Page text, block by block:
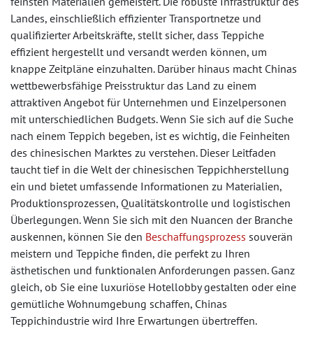
Landes, einschließlich effizienter Transportnetze und
qualifizierter Arbeitskräfte, stellt sicher, dass Teppiche
effizient hergestellt und versandt werden können, um
knappe Zeitpläne einzuhalten. Darüber hinaus macht Chinas
wettbewerbsfähige Preisstruktur das Land zu einem
attraktiven Angebot für Unternehmen und Einzelpersonen
mit unterschiedlichen Budgets. Wenn Sie sich auf die Suche
nach einem Teppich begeben, ist es wichtig, die Feinheiten
des chinesischen Marktes zu verstehen. Dieser Leitfaden
taucht tief in die Welt der chinesischen Teppichherstellung
ein und bietet umfassende Informationen zu Materialien,
Produktionsprozessen, Qualitätskontrolle und logistischen
Überlegungen. Wenn Sie sich mit den Nuancen der Branche
auskennen, können Sie den Beschaffungsprozess souverän
meistern und Teppiche finden, die perfekt zu Ihren
ästhetischen und funktionalen Anforderungen passen. Ganz
gleich, ob Sie eine luxuriöse Hotellobby gestalten oder eine
gemütliche Wohnumgebung schaffen, Chinas
Teppichindustrie wird Ihre Erwartungen übertreffen.